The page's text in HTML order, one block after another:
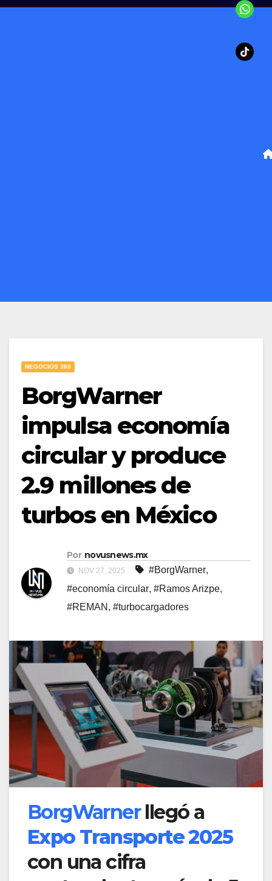
NEGOCIOS 360
BorgWarner
impulsa economía
circular y produce
2.9 millones de
turbos en México
Por novusnews.mx
NOV 27, 2025 #BorgWarner,
#economía circular, #Ramos Arizpe,
#REMAN , #turbocargadores
BorgWarnerllegó a
Expo Transporte 2025
con una cifra